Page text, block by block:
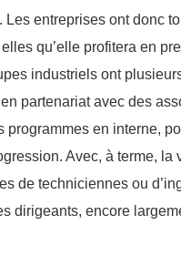
entreprises ont donc
qu’elle profitera en
industriels ont
partenariat avec des
en interne,
Avec, à terme,
de techniciennes ou
dirigeants, encore